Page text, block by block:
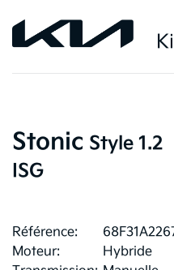
Stonic Style 1.2
ISG
Référence:
Moteur:
Hybride